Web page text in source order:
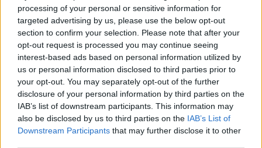
processing of your personal or sensitive information for
targeted advertising by us, please use the below opt-out
section to confirm your selection. Please note that after your
opt-out request is processed you may continue seeing
interest-based ads based on personal information utilized by
us or personal information disclosed to third parties prior to
your opt-out. You may separately opt-out of the further
disclosure of your personal information by third parties on the
IAB’s list of downstream participants. This information may
also be disclosed by us to third parties on the IAB’s List of
Downstream Participants that may further disclose it to other
számítasz Magyarországon: tágul az olló
gazdag és szegény között
Hiába emelkednek látványosan a magyar bérek, a
számok mögött továbbra is jelentős jövedelmi
különbségek húzódnak meg.